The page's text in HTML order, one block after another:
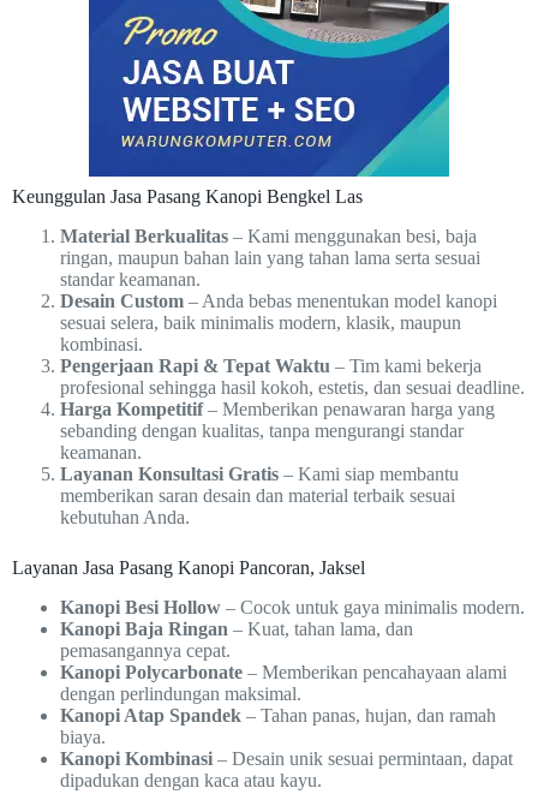
Keunggulan Jasa Pasang Kanopi Bengkel Las
Material Berkualitas – Kami menggunakan besi, baja
ringan, maupun bahan lain yang tahan lama serta sesuai
standar keamanan.
Desain Custom – Anda bebas menentukan model kanopi
sesuai selera, baik minimalis modern, klasik, maupun
kombinasi.
Pengerjaan Rapi & Tepat Waktu – Tim kami bekerja
profesional sehingga hasil kokoh, estetis, dan sesuai deadline.
Harga Kompetitif– Memberikan penawaran harga yang
sebanding dengan kualitas, tanpa mengurangi standar
keamanan.
Layanan Konsultasi Gratis – Kami siap membantu
memberikan saran desain dan material terbaik sesuai
kebutuhan Anda.
Layanan Jasa Pasang Kanopi Pancoran, Jaksel
Kanopi Besi Hollow – Cocok untuk gaya minimalis modern.
Kanopi Baja Ringan – Kuat, tahan lama, dan
pemasangannya cepat.
Kanopi Polycarbonate – Memberikan pencahayaan alami
dengan perlindungan maksimal.
Kanopi Atap Spandek – Tahan panas, hujan, dan ramah
biaya.
Kanopi Kombinasi – Desain unik sesuai permintaan, dapat
dipadukan dengan kaca atau kayu.